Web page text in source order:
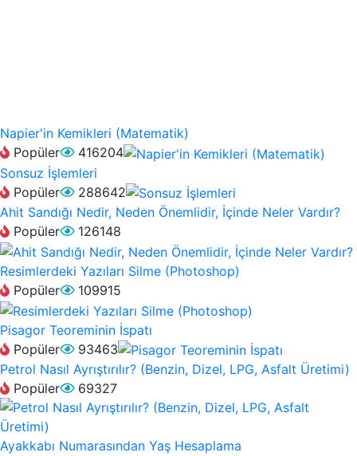
Napier'in Kemikleri (Matematik)
Popüler
416204
Sonsuz İşlemleri
Popüler
288642
Ahit Sandığı Nedir, Neden Önemlidir, İçinde Neler Vardır?
Popüler
126148
Resimlerdeki Yazıları Silme (Photoshop)
Popüler
109915
Pisagor Teoreminin İspatı
Popüler
93463
Petrol Nasıl Ayrıştırılır? (Benzin, Dizel, LPG, Asfalt Üretimi)
Popüler
69327
Ayakkabı Numarasından Yaş Hesaplama